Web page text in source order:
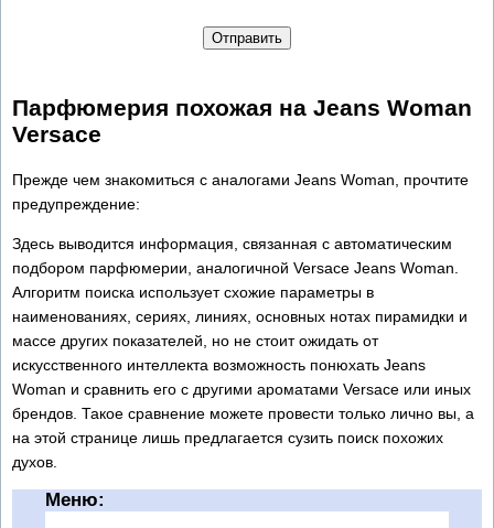
Отправить
Парфюмерия похожая на Jeans Woman
Versace
Прежде чем знакомиться с аналогами Jeans Woman, прочтите
предупреждение:
Здесь выводится информация, связанная с автоматическим
подбором парфюмерии, аналогичной Versace Jeans Woman.
Алгоритм поиска использует схожие параметры в
наименованиях, сериях, линиях, основных нотах пирамидки и
массе других показателей, но не стоит ожидать от
искусственного интеллекта возможность понюхать Jeans
Woman и сравнить его с другими ароматами Versace или иных
брендов. Такое сравнение можете провести только лично вы, а
на этой странице лишь предлагается сузить поиск похожих
духов.
Меню: